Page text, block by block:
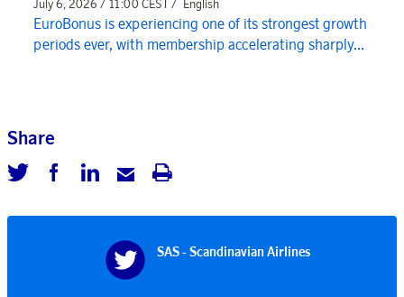
July 6, 2026 / 11:00 CEST / English
EuroBonus is experiencing one of its strongest growth
periods ever, with membership accelerating sharply...
Share
SAS - Scandinavian Airlines